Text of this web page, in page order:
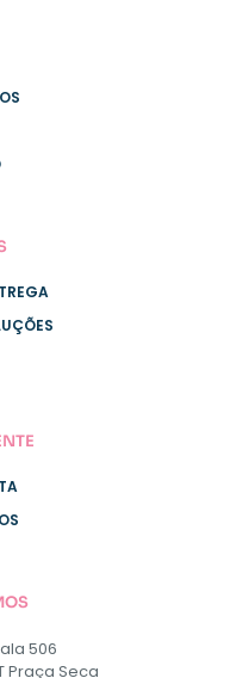
506
Praça Seca